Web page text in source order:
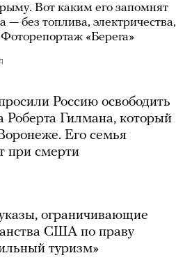
Вот каким его запомнят
— без топлива, электричества,
«Берега»
Россию освободить
Роберта Гилмана, который
Его семья
при смерти
ограничивающие
США по праву
туризм»